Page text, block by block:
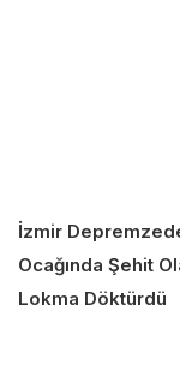
İzmir
Ocağında Şehit
Lokma Döktürdü